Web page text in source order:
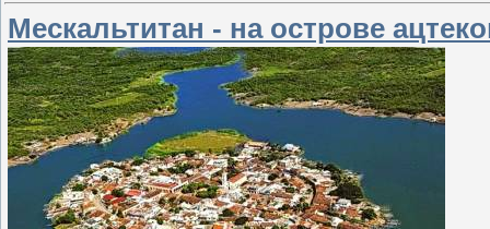
Мескальтитан - на острове